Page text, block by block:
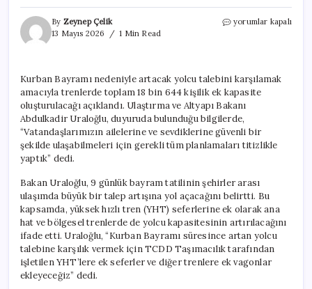
By Zeynep Çelik
13 Mayıs 2026
1 Min Read
Kurban
Sefer
ve
Vagon
Desteği
için
yorumlar kapalı
Kurban Bayramı nedeniyle artacak yolcu talebini karşılamak
amacıyla trenlerde toplam 18 bin 644 kişilik ek kapasite
oluşturulacağı açıklandı. Ulaştırma ve Altyapı Bakanı
Abdulkadir Uraloğlu, duyuruda bulunduğu bilgilerde,
“Vatandaşlarımızın ailelerine ve sevdiklerine güvenli bir
şekilde ulaşabilmeleri için gerekli tüm planlamaları titizlikle
yaptık” dedi.
Bakan Uraloğlu, 9 günlük bayram tatilinin şehirler arası
ulaşımda büyük bir talep artışına yol açacağını belirtti. Bu
kapsamda, yüksek hızlı tren (YHT) seferlerine ek olarak ana
hat ve bölgesel trenlerde de yolcu kapasitesinin artırılacağını
ifade etti. Uraloğlu, “Kurban Bayramı süresince artan yolcu
talebine karşılık vermek için TCDD Taşımacılık tarafından
işletilen YHT’lere ek seferler ve diğer trenlere ek vagonlar
ekleyeceğiz” dedi.